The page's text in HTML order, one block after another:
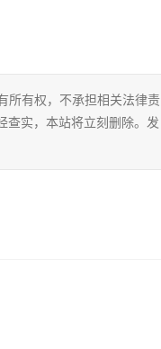
所有权，不承担相关法律责
查实，本站将立刻删除。发